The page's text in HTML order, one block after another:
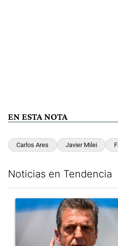
EN ESTA NOTA
Carlos Ares Javier Milei
Noticias en Tendencia
Un artículo de tendencia con